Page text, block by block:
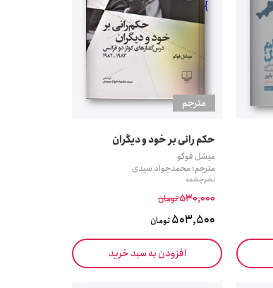
مترجم
}
حکم رانی بر خود و دیگران
میشل فوکو
مترجم: محمدجواد سیدی
نشر چشمه
530,000تومان
503,500تومان
افزودن به سبد خرید